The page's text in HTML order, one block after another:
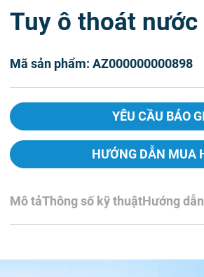
Tuy ô thoát nước
Mã sản phẩm: AZ000000000898
YÊU CẦU BÁO
HƯỚNG DẪN MUA
Mô tảThông số kỹ thuậtHướng